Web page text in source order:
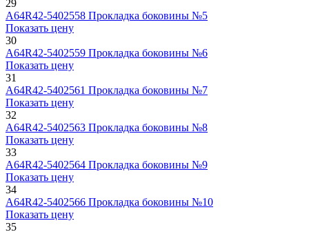
29
А64R42-5402558 Прокладка боковины №5
Показать цену
30
А64R42-5402559 Прокладка боковины №6
Показать цену
31
А64R42-5402561 Прокладка боковины №7
Показать цену
32
А64R42-5402563 Прокладка боковины №8
Показать цену
33
А64R42-5402564 Прокладка боковины №9
Показать цену
34
А64R42-5402566 Прокладка боковины №10
Показать цену
35